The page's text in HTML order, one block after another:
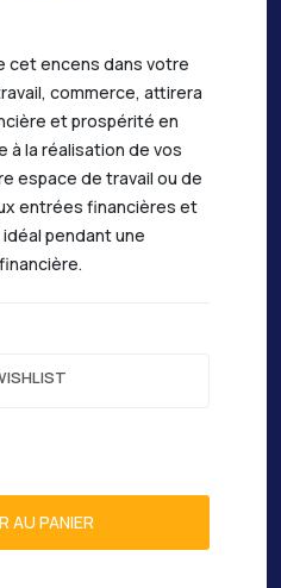
cet encens dans votre
commerce, attirera
et prospérité en
à la réalisation de vos
espace de travail ou de
entrées financières et
pendant une
AU PANIER